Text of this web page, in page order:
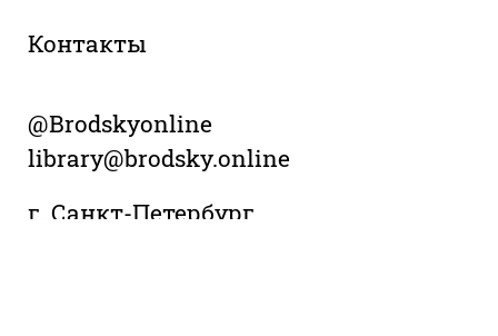
Контакты
@Brodskyonline
library@brodsky.online
г. Санкт-Петербург